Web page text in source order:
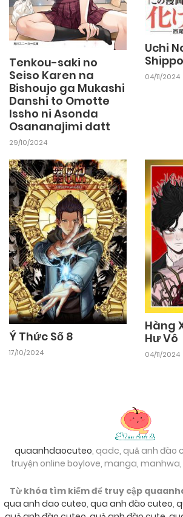
Tenkou-saki no
Seiso Karen na
Bishoujo ga Mukashi
Danshi to Omotte
Issho ni Asonda
Osananajimi datt
29/10/2024
Uchi
04/11/2024
Ý Thức Số 8
17/10/2024
Hàng
Hư Vô
04/11/2024
quaanhdaocuteo, qadc, quả anh đào
truyện online boylove, manga,
Từ khóa tìm kiếm để truy cập
qua anh dao cuteo, qua anh đào cuteo,